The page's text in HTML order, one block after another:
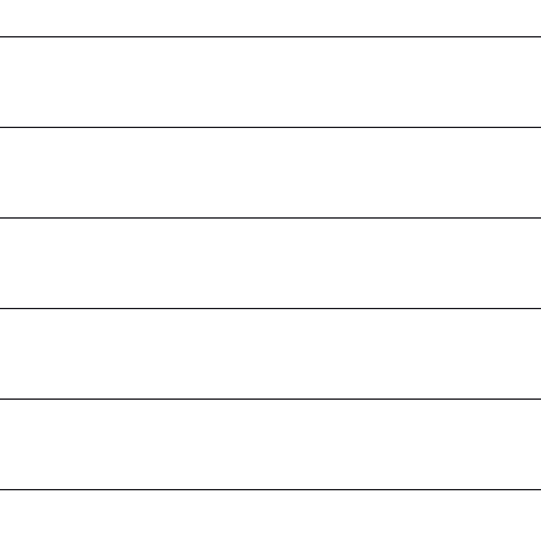
Tartu maakond
Basilicata
Molise